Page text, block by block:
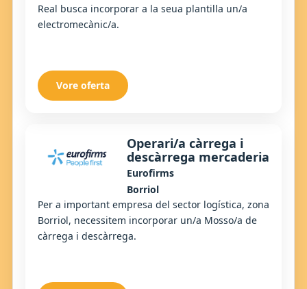
Real busca incorporar a la seua plantilla un/a
electromecànic/a.
Vore oferta
Operari/a càrrega i
descàrrega mercaderia
Eurofirms
Borriol
Per a important empresa del sector logística, zona
Borriol, necessitem incorporar un/a Mosso/a de
càrrega i descàrrega.